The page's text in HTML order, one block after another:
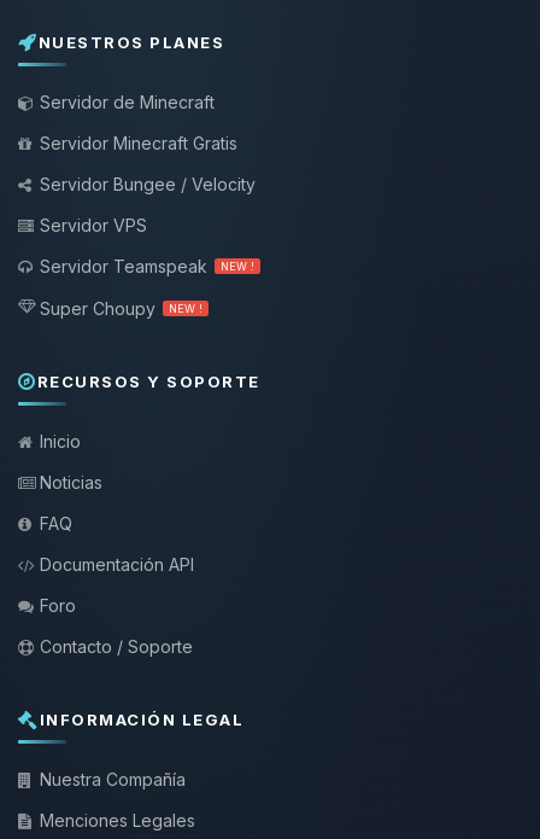
NUESTROS PLANES
Servidor de Minecraft
Servidor Minecraft Gratis
Servidor Bungee / Velocity
Servidor VPS
Servidor Teamspeak
NEW !
Super Choupy NEW !
RECURSOS Y SOPORTE
Inicio
Noticias
FAQ
Documentación API
Foro
Contacto / Soporte
INFORMACIÓN LEGAL
Nuestra Compañía
Menciones Legales